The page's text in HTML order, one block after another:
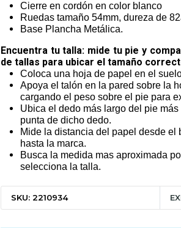
Cierre en cordón en color blanco
Ruedas tamaño 54mm, dureza de
Base Plancha Metálica.
Encuentra tu talla: mide tu pie y
de tallas para ubicar el tamaño
Coloca una hoja de papel en el
Apoya el talón en la pared sobre la
cargando el peso sobre el pie para
Ubica el dedo más largo del pie
punta de dicho dedo.
Mide la distancia del papel desde el
hasta la marca.
Busca la medida mas aproximada
selecciona la talla.
SKU: 2210934